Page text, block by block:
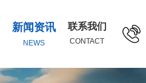
新闻资讯
NEWS
联系我们
CONTACT